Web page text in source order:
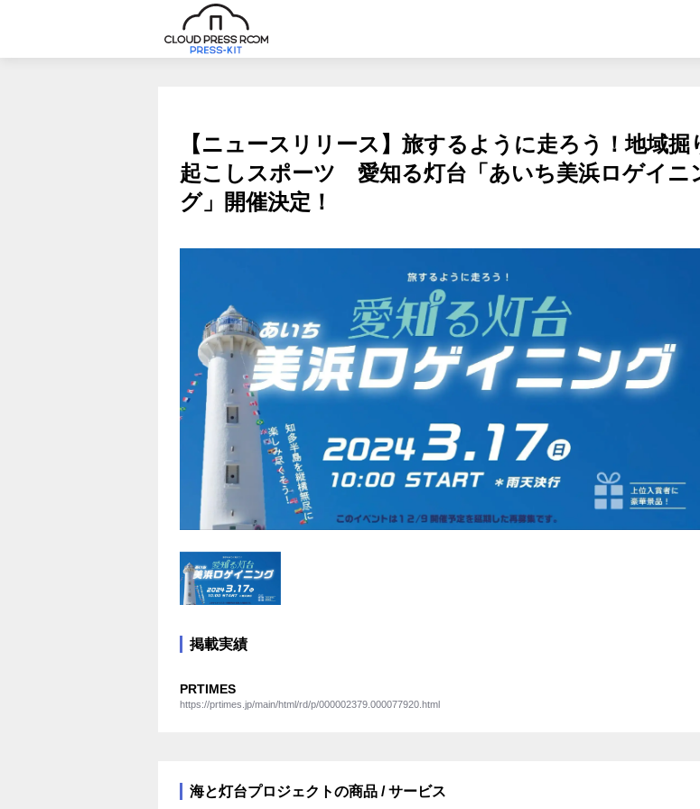
【ニュースリリース】旅するように走ろう！地域掘
起こしスポーツ 愛知る灯台「あいち美浜ロゲイニ
グ」開催決定！
掲載実績
PRTIMES
https://prtimes.jp/main/html/rd/p/000002379.000077920.html
海と灯台プロジェクトの商品 / サービス